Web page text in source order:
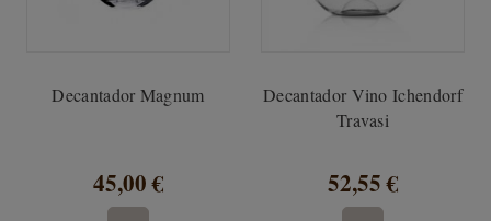
Decantador Magnum
45,00 €
Decantador Vino Ichendorf
Travasi
52,55 €